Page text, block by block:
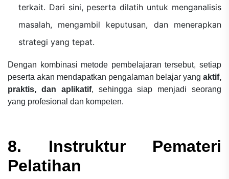
terkait. Dari sini, peserta dilatih untuk menganalisis
masalah, mengambil keputusan, dan menerapkan
strategi yang tepat.
Dengan kombinasi metode pembelajaran tersebut, setiap
peserta akan mendapatkan pengalaman belajar yang aktif,
praktis, dan aplikatif, sehingga siap menjadi seorang
yang profesional dan kompeten.
8. Instruktur Pemateri
Pelatihan